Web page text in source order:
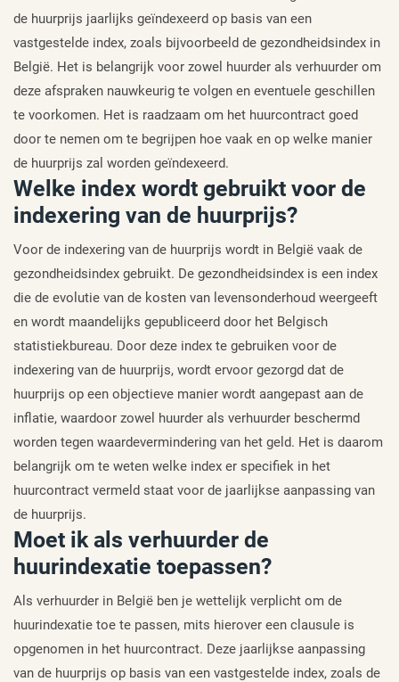
de huurprijs jaarlijks geïndexeerd op basis van een
vastgestelde index, zoals bijvoorbeeld de gezondheidsindex in
België. Het is belangrijk voor zowel huurder als verhuurder om
deze afspraken nauwkeurig te volgen en eventuele geschillen
te voorkomen. Het is raadzaam om het huurcontract goed
door te nemen om te begrijpen hoe vaak en op welke manier
de huurprijs zal worden geïndexeerd.
Welke index wordt gebruikt voor de
indexering van de huurprijs?
Voor de indexering van de huurprijs wordt in België vaak de
gezondheidsindex gebruikt. De gezondheidsindex is een index
die de evolutie van de kosten van levensonderhoud weergeeft
en wordt maandelijks gepubliceerd door het Belgisch
statistiekbureau. Door deze index te gebruiken voor de
indexering van de huurprijs, wordt ervoor gezorgd dat de
huurprijs op een objectieve manier wordt aangepast aan de
inflatie, waardoor zowel huurder als verhuurder beschermd
worden tegen waardevermindering van het geld. Het is daarom
belangrijk om te weten welke index er specifiek in het
huurcontract vermeld staat voor de jaarlijkse aanpassing van
de huurprijs.
Moet ik als verhuurder de
huurindexatie toepassen?
Als verhuurder in België ben je wettelijk verplicht om de
huurindexatie toe te passen, mits hierover een clausule is
opgenomen in het huurcontract. Deze jaarlijkse aanpassing
van de huurprijs op basis van een vastgestelde index, zoals de